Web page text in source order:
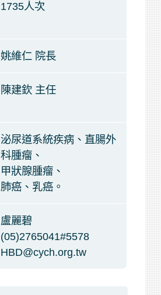
1735人次
姚維仁 院長
陳建欽 主任
泌尿道系統疾病、直腸外
科腫瘤、
甲狀腺腫瘤、
肺癌、乳癌。
盧麗碧
(05)2765041#5578
HBD@cych.org.tw